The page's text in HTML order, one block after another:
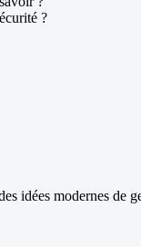
?
idées modernes de